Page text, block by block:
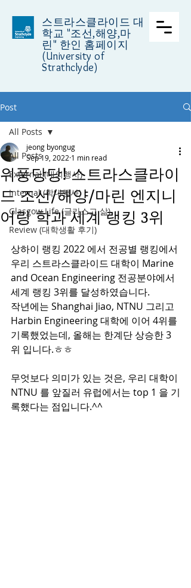
스트라스클라이드 대
학교 "조선,해양,마
린" 한인 홈페이지
(University of
Strathclyde)
Post
All Posts
External (대외행사)
Internal (학내행사)
Glasgow Life (글라스고 삶)
Review (대학생활 후기)
All Posts
위풍당당! 스트라스클라이
드 조선/해양/마린 엔지니
어링 학과 세계 랭킹 3위
jeong byongug
Sep 19, 2022 1 min read
상하이 랭킹 2022 에서 전공별 랭킹에서
우리 스트라스클라이드 대학이 Marine
and Ocean Engineering 전공분야에서
세계 랭킹 3위를 달성하였습니다.
작년에는 Shanghai Jiao, NTNU 그리고
Harbin Engineering 대학에 이어 4위를
기록했었는데, 올해는 한계단 상승한 3
위 입니다.ㅎㅎ
무엇보다 의미가 있는 것은, 우리 대학이
NTNU 를 앞질러 유럽에서는 top 1 을 기
록했다는 점입니다.^^